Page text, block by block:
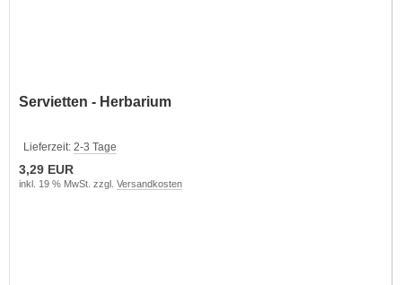
Servietten - Herbarium
Lieferzeit: 2-3 Tage
3,29 EUR
inkl. 19 % MwSt. zzgl. Versandkosten